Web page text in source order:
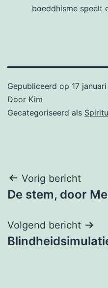
boeddhisme speelt
Gepubliceerd op 17
Door Kim
Gecategoriseerd als
Bericht
navigatie
Vorig bericht
De stem, door
Volgend bericht